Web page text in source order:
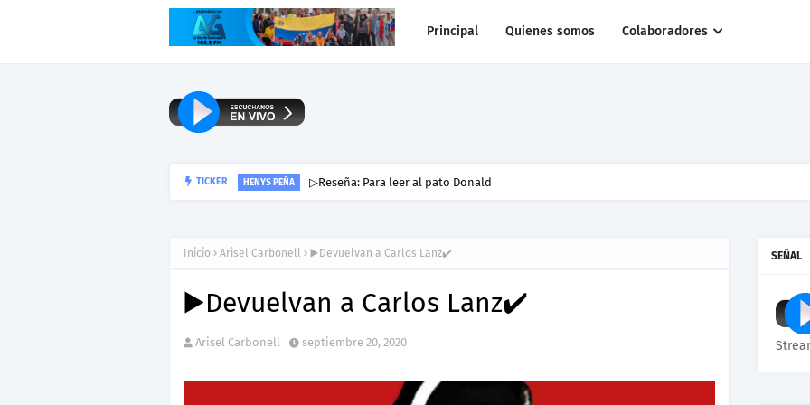
Principal Quienes somos Colaboradores
TICKER HENYS PEÑA ▷Reseña: Para leer al pato Donald
Inicio Arisel Carbonell ▶️Devuelvan a Carlos Lanz✔️
▶️Devuelvan a Carlos Lanz✔️
Arisel Carbonell septiembre 20, 2020
SEÑAL